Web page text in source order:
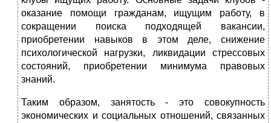
оказание помощи гражданам, ищущим работу, в
сокращении поиска подходящей вакансии,
приобретении навыков в этом деле, снижение
психологической нагрузки, ликвидации стрессовых
состояний, приобретении минимума правовых
знаний.
Таким образом, занятость - это совокупность
экономических и социальных отношений, связанных